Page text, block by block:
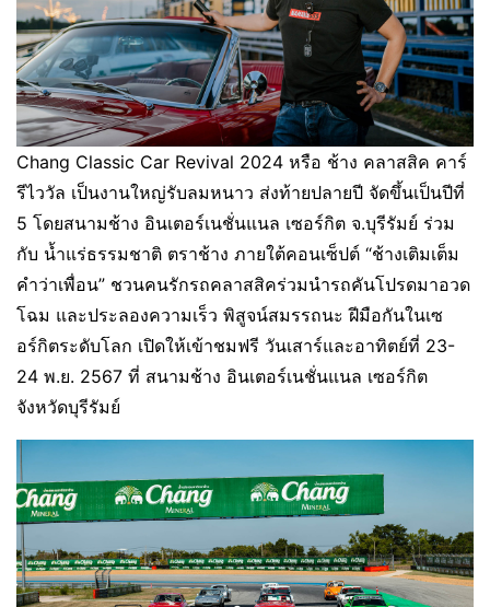
Chang Classic Car Revival 2024 หรือ ช้าง คลาสสิค คาร์
รีไววัล เป็นงานใหญ่รับลมหนาว ส่งท้ายปลายปี จัดขึ้นเป็นปีที่
5 โดยสนามช้าง อินเตอร์เนชั่นแนล เซอร์กิต จ.บุรีรัมย์ ร่วม
กับ น้ำแร่ธรรมชาติ ตราช้าง ภายใต้คอนเซ็ปต์ “ช้างเติมเต็ม
คำว่าเพื่อน” ชวนคนรักรถคลาสสิคร่วมนำรถคันโปรดมาอวด
โฉม และประลองความเร็ว พิสูจน์สมรรถนะ ฝีมือกันในเซ
อร์กิตระดับโลก เปิดให้เข้าชมฟรี วันเสาร์และอาทิตย์ที่ 23-
24 พ.ย. 2567 ที่ สนามช้าง อินเตอร์เนชั่นแนล เซอร์กิต
จังหวัดบุรีรัมย์